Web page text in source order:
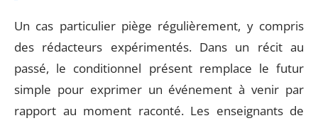
Un cas particulier piège régulièrement, y compris
des rédacteurs expérimentés. Dans un récit au
passé, le conditionnel présent remplace le futur
simple pour exprimer un événement à venir par
rapport au moment raconté. Les enseignants de